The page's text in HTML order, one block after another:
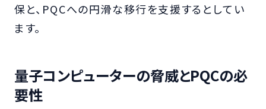
保と、PQCへの円滑な移行を支援するとしてい
ます。
量子コンピューターの脅威とPQCの必
要性